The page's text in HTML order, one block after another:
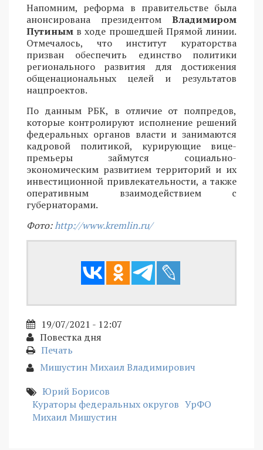
Напомним, реформа в правительстве была
анонсирована президентом Владимиром
Путиным в ходе прошедшей Прямой линии.
Отмечалось, что институт кураторства
призван обеспечить единство политики
регионального развития для достижения
общенациональных целей и результатов
нацпроектов.
По данным РБК, в отличие от полпредов,
которые контролируют исполнение решений
федеральных органов власти и занимаются
кадровой политикой, курирующие вице-
премьеры займутся социально-
экономическим развитием территорий и их
инвестиционной привлекательности, а также
оперативным взаимодействием с
губернаторами.
Фото:http://www.kremlin.ru/
19/07/2021 - 12:07
Повестка дня
Печать
Мишустин Михаил Владимирович
Юрий Борисов
Кураторы федеральных округов УрФО
Михаил Мишустин